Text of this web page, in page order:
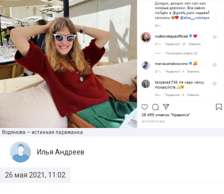
Водянова — истинная парижанка
26 мая 2021, 11:02
Илья Андреев